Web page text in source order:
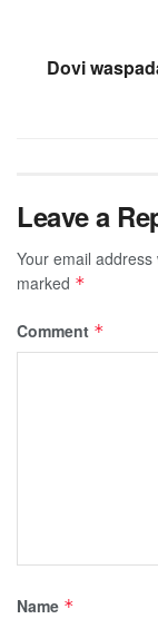
Dovi
Leave a
Your email
marked *
Comment *
Name *